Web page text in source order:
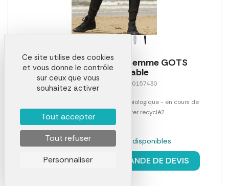
Pantalon de jogging femme GOTS
personnalisable
Référence 00014LAB0157430
French terry 30085% coton peigné biologique - en cours de
conversion - 15% polyester recyclé2...
En stock : 483 pièces disponibles
à partir de16,58 € DEMANDE DE DEVIS
Ce site utilise des cookies
et vous donne le contrôle
sur ceux que vous
souhaitez activer
Tout accepter
Tout refuser
Personnaliser